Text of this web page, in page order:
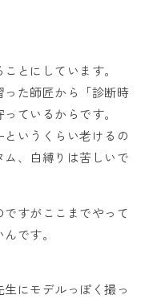
とにしています。
った師匠から「診断時
ているからです。
いうくらい老けるの
、白縛りは苦しいで
すがここまでやって
です。
にモデルっぽく撮っ